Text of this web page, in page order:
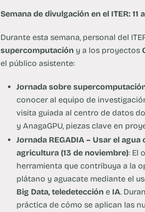
Semana de divulgación en el ITER: 11
Durante esta semana, personal del
supercomputación y a los proyectos
el público asistente:
Jornada sobre
conocer al equipo de
visita guiada al centro de datos
y AnagaGPU, piezas clave en
Jornada REGADIA – Usar el
agricultura (13 de noviembre): El
herramienta que contribuya a la
plátano y aguacate mediante el
Big Data, teledetección e IA.
práctica de cómo se aplican las